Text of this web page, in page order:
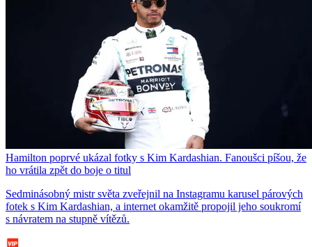
Hamilton poprvé ukázal fotky s Kim Kardashian. Fanoušci píšou, že
ho vrátila zpět do boje o titul
Sedminásobný mistr světa zveřejnil na Instagramu karusel párových
fotek s Kim Kardashian, a internet okamžitě propojil jeho soukromí
s návratem na stupně vítězů.